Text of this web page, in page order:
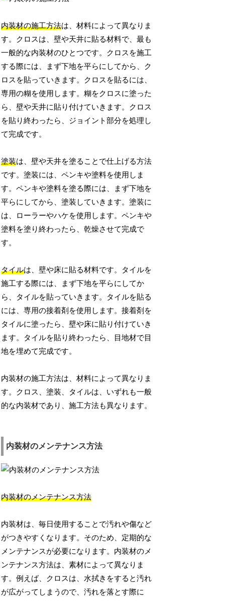
内装材の施工方法は、材料によって異なりま
す。クロスは、壁や天井に貼る材料で、最も
一般的な内装材のひとつです。クロスを施工
する際には、まず下地を平らにしてから、ク
ロスを貼っていきます。クロスを貼るには、
専用の糊を使用します。糊をクロスに塗った
ら、壁や天井に貼り付けていきます。クロス
を貼り終わったら、ジョイント部分を処理し
て完成です。
塗装は、壁や天井を塗ることで仕上げる方法
です。塗装には、ペンキや塗料を使用しま
す。ペンキや塗料を塗る際には、まず下地を
平らにしてから、塗装していきます。塗装に
は、ローラーやハケを使用します。ペンキや
塗料を塗り終わったら、乾燥させて完成で
す。
タイルは、壁や床に貼る材料です。タイルを
施工する際には、まず下地を平らにしてか
ら、タイルを貼っていきます。タイルを貼る
には、専用の接着剤を使用します。接着剤を
タイルに塗ったら、壁や床に貼り付けていき
ます。タイルを貼り終わったら、目地材で目
地を埋めて完成です。
内装材の施工方法は、材料によって異なりま
す。クロス、塗装、タイルは、いずれも一般
的な内装材であり、施工方法も異なります。
内装材のメンテナンス方法
内装材のメンテナンス方法
内装材は、毎日使用することで汚れや傷など
がつきやすくなります。そのため、定期的な
メンテナンスが必要になります。内装材のメ
ンテナンス方法は、素材によって異なりま
す。例えば、クロスは、水拭きをすると汚れ
が広がってしまうので、汚れを落とす際に